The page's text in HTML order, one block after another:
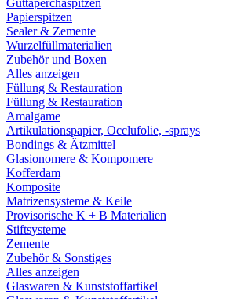
Guttaperchaspitzen
Papierspitzen
Sealer & Zemente
Wurzelfüllmaterialien
Zubehör und Boxen
Alles anzeigen
Füllung & Restauration
Füllung & Restauration
Amalgame
Artikulationspapier, Occlufolie, -sprays
Bondings & Ätzmittel
Glasionomere & Kompomere
Kofferdam
Komposite
Matrizensysteme & Keile
Provisorische K + B Materialien
Stiftsysteme
Zemente
Zubehör & Sonstiges
Alles anzeigen
Glaswaren & Kunststoffartikel